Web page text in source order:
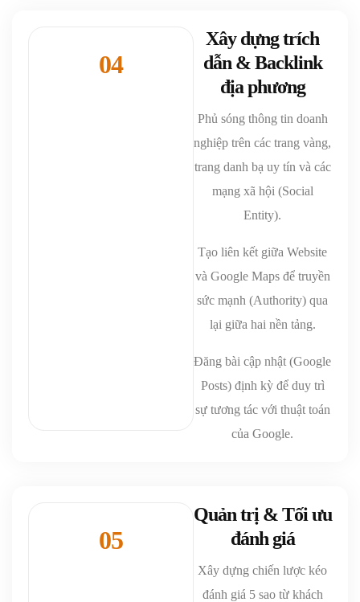
Xây dựng trích
dẫn & Backlink
địa phương
Phủ sóng thông tin doanh
nghiệp trên các trang vàng,
trang danh bạ uy tín và các
mạng xã hội (Social
Entity).
Tạo liên kết giữa Website
và Google Maps để truyền
sức mạnh (Authority) qua
lại giữa hai nền tảng.
Đăng bài cập nhật (Google
Posts) định kỳ để duy trì
sự tương tác với thuật toán
của Google.
04
05
Quản trị & Tối ưu
đánh giá
Xây dựng chiến lược kéo
đánh giá 5 sao từ khách